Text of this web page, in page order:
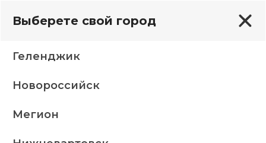
матрасы Матрас Эко Терм Без пружин 140х200
Выберете свой город
Геленджик
Новороссийск
Мегион